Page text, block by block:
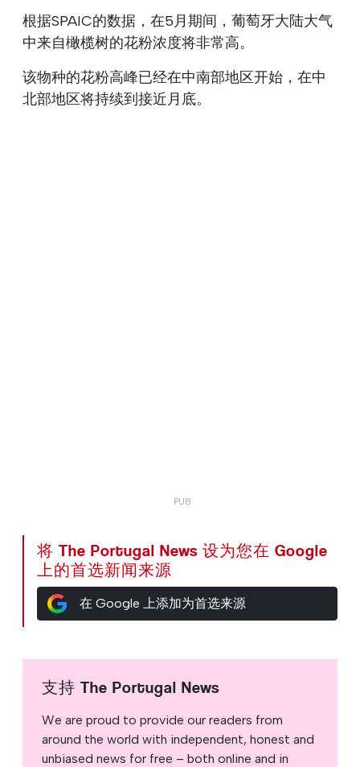
根据SPAIC的数据，在5月期间，葡萄牙大陆大气
中来自橄榄树的花粉浓度将非常高。
该物种的花粉高峰已经在中南部地区开始，在中
北部地区将持续到接近月底。
将 The Portugal News 设为您在 Google
上的首选新闻来源
在 Google 上添加为首选来源
支持 The Portugal News
We are proud to provide our readers from
around the world with independent, honest and
unbiased news for free – both online and in